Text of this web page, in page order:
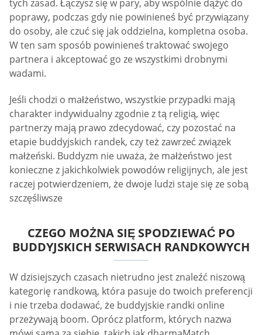
tych zasad. Łączysz się w pary, aby wspólnie dążyć do
poprawy, podczas gdy nie powinieneś być przywiązany
do osoby, ale czuć się jak oddzielna, kompletna osoba.
W ten sam sposób powinieneś traktować swojego
partnera i akceptować go ze wszystkimi drobnymi
wadami.
Jeśli chodzi o małżeństwo, wszystkie przypadki mają
charakter indywidualny zgodnie z tą religią, więc
partnerzy mają prawo zdecydować, czy pozostać na
etapie buddyjskich randek, czy też zawrzeć związek
małżeński. Buddyzm nie uważa, że małżeństwo jest
konieczne z jakichkolwiek powodów religijnych, ale jest
raczej potwierdzeniem, że dwoje ludzi staje się ze sobą
szczęśliwsze
CZEGO MOŻNA SIĘ SPODZIEWAĆ PO
BUDDYJSKICH SERWISACH RANDKOWYCH
W dzisiejszych czasach nietrudno jest znaleźć niszową
kategorię randkową, która pasuje do twoich preferencji
i nie trzeba dodawać, że buddyjskie randki online
przeżywają boom. Oprócz platform, których nazwa